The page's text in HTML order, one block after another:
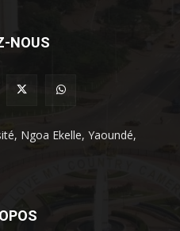
NOUS
Ngoa Ekelle, Yaoundé,